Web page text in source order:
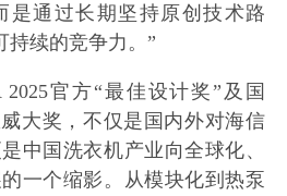
是通过长期坚持原创技术路
持续的竞争力。”
官方“最佳设计奖”及国
大奖，不仅是国内外对海信
中国洗衣机产业向全球化、
一个缩影。从模块化到热泵